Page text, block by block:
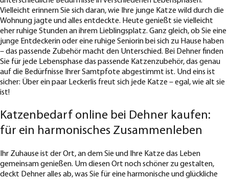
Vielleicht erinnern Sie sich daran, wie Ihre junge Katze wild durch die
Wohnung jagte und alles entdeckte. Heute genießt sie vielleicht
eher ruhige Stunden an ihrem Lieblingsplatz. Ganz gleich, ob Sie eine
junge Entdeckerin oder eine ruhige Seniorin bei sich zu Hause haben
– das passende Zubehör macht den Unterschied. Bei Dehner finden
Sie für jede Lebensphase das passende Katzenzubehör, das genau
auf die Bedürfnisse Ihrer Samtpfote abgestimmt ist. Und eins ist
sicher: Über ein paar Leckerlis freut sich jede Katze – egal, wie alt sie
ist!
Katzenbedarf online bei Dehner kaufen:
für ein harmonisches Zusammenleben
Ihr Zuhause ist der Ort, an dem Sie und Ihre Katze das Leben
gemeinsam genießen. Um diesen Ort noch schöner zu gestalten,
deckt Dehner alles ab, was Sie für eine harmonische und glückliche